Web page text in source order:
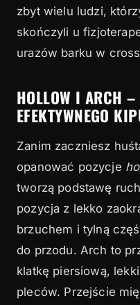
zbyt wielu ludzi,
skończyli u
urazów barku w
HOLLOW I ARCH
EFEKTYWNEGO
Zanim zaczniesz
opanować pozycje
tworzą podstawę
pozycja z lekko
brzuchem i tylną
do przodu. Arch to
klatkę piersiową,
pleców. Przejście